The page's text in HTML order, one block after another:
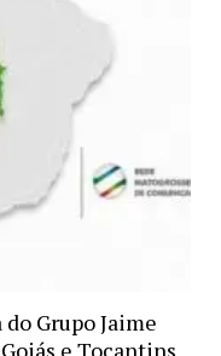
Grupo Jaime
e Tocantins